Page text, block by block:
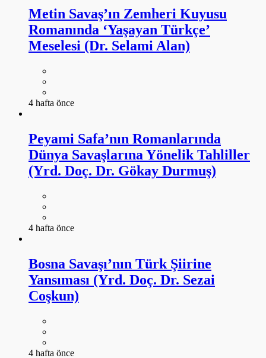
Metin Savaş’ın Zemheri Kuyusu
Romanında ‘Yaşayan Türkçe’
Meselesi (Dr. Selami Alan)
4 hafta önce
Peyami Safa’nın Romanlarında
Dünya Savaşlarına Yönelik Tahliller
(Yrd. Doç. Dr. Gökay Durmuş)
4 hafta önce
Bosna Savaşı’nın Türk Şiirine
Yansıması (Yrd. Doç. Dr. Sezai
Coşkun)
4 hafta önce